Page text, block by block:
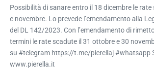
termini
per
i
pagamenti
della
Possibilità di sanare entro il 18 dicembre le
e novembre. Lo prevede l’emendamento alla
del DL 142/2023. Con l’emendamento di
termini le rate scadute il 31 ottobre e 30
su #telegram https://t.me/pierellaj #whatsapp
www.pierella.it